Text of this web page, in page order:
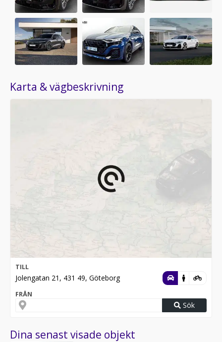
Karta & vägbeskrivning
TILL
Jolengatan 21, 431 49, Göteborg
FRÅN
Sök
Dina senast visade objekt